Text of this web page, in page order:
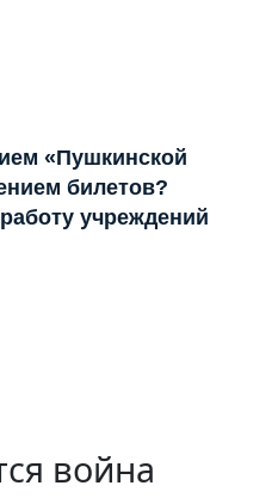
«Пушкинской
билетов?
учреждений
война